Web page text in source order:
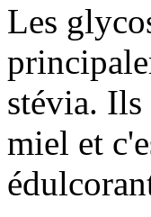
Les
stévia. Ils
miel et